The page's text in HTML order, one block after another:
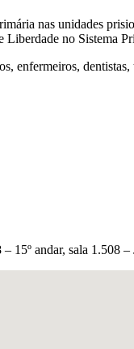
nas unidades
Liberdade no Sistema
enfermeiros,
15º andar, sala 1.508